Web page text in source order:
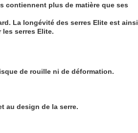
contiennent plus de matière que ses
La longévité des serres Elite est ainsi
serres Elite.
de rouille ni de déformation.
au design de la serre.